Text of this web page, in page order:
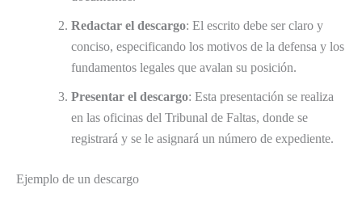
Redactar el descargo: El escrito debe ser claro y
conciso, especificando los motivos de la defensa y los
fundamentos legales que avalan su posición.
Presentar el descargo: Esta presentación se realiza
en las oficinas del Tribunal de Faltas, donde se
registrará y se le asignará un número de expediente.
Ejemplo de un descargo